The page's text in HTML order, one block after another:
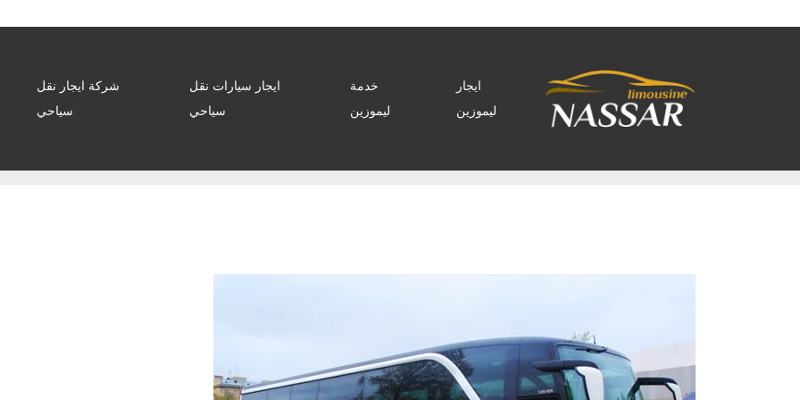
ايجار
ليموزين
خدمة
ليموزين
ايجار سيارات نقل
سياحي
شركة ايجار نقل
سياحي